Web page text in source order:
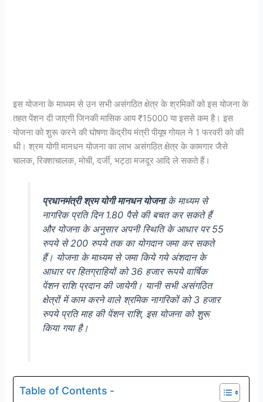
इस योजना के माध्यम से उन सभी असंगठित क्षेत्र के श्रमिकों को इस योजना के
तहत पेंशन दी जाएगी जिनकी मासिक आय ₹15000 या इससे कम है। इस
योजना को शुरू करने की घोषणा केंद्रीय मंत्री पीयूष गोयल ने 1 फरवरी को की
थी। श्रम योगी मानधन योजना का लाभ असंगठित क्षेत्र के कामगार जैसे
चालक, रिक्शाचालक, मोची, दर्जी, भट्ठा मजदूर आदि ले सकते हैं।
प्रधानमंत्री श्रम योगी मानधन योजनाके माध्यम से
नागरिक प्रति दिन 1.80 पैसे की बचत कर सकते हैं
और योजना के अनुसार अपनी स्थिति के आधार पर 55
रुपये से 200 रुपये तक का योगदान जमा कर सकते
हैं। योजना के माध्यम से जमा किये गये अंशदान के
आधार पर हितग्राहियों को 36 हजार रूपये वार्षिक
पेंशन राशि प्रदान की जायेगी। यानी सभी असंगठित
क्षेत्रों में काम करने वाले श्रमिक नागरिकों को 3 हजार
रुपये प्रति माह की पेंशन राशि, इस योजना को शुरू
किया गया है।
Table of Contents -